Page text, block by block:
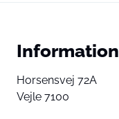
Information
Horsensvej 72A
Vejle 7100